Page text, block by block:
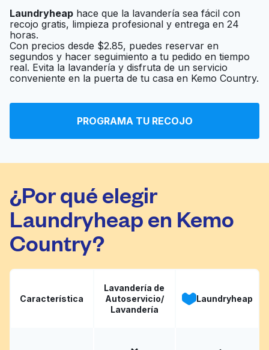
Suds Out Laundromat Ir al sitio web
Laundry Yard Ir al sitio web
WaveMax Laundry
Ir al sitio web
Laundryheap hace que la lavandería sea fácil con
recojo gratis, limpieza profesional y entrega en 24
horas.
Con precios desde $2.85, puedes reservar en
segundos y hacer seguimiento a tu pedido en tiempo
real. Evita la lavandería y disfruta de un servicio
conveniente en la puerta de tu casa en Kemo Country.
PROGRAMA TU RECOJO
¿Por qué elegir
Laundryheap en Kemo
Country?
Característica
Lavandería de
Autoservicio/
Lavandería
Laundryheap